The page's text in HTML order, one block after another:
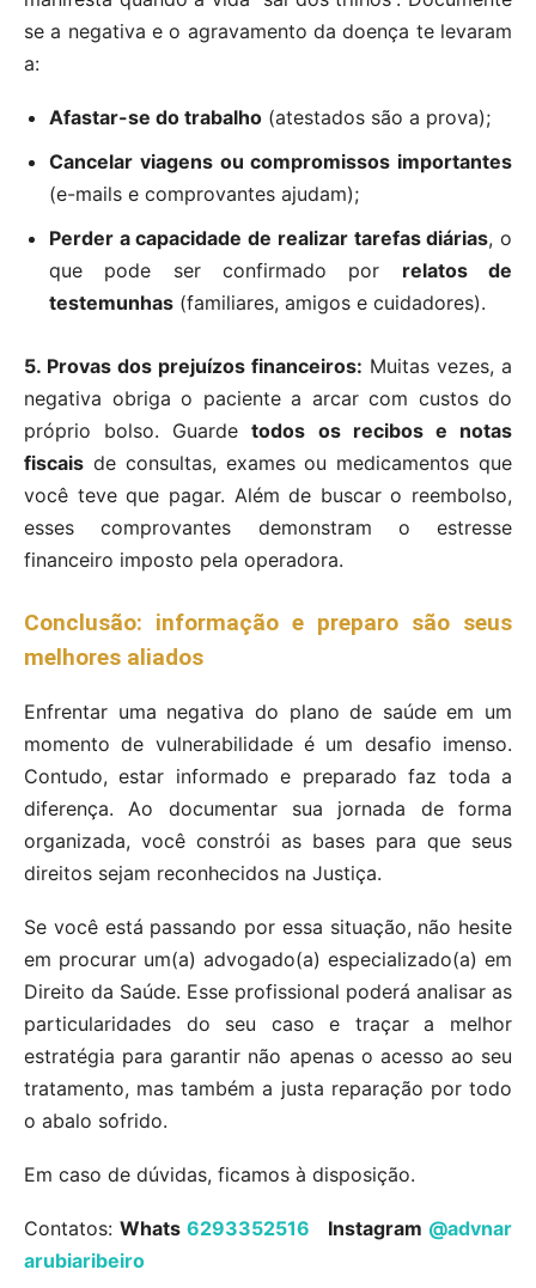
se a negativa e o agravamento da doença te levaram
a:
Afastar-se do trabalho (atestados são a prova);
Cancelar viagens ou compromissos importantes
(e-mails e comprovantes ajudam);
Perder a capacidade de realizar tarefas diárias, o
que pode ser confirmado por relatos de
testemunhas (familiares, amigos e cuidadores).
5. Provas dos prejuízos financeiros: Muitas vezes, a
negativa obriga o paciente a arcar com custos do
próprio bolso. Guardetodos os recibos e notas
fiscais de consultas, exames ou medicamentos que
você teve que pagar. Além de buscar o reembolso,
esses comprovantes demonstram o estresse
financeiro imposto pela operadora.
Conclusão: informação e preparo são seus
melhores aliados
Enfrentar uma negativa do plano de saúde em um
momento de vulnerabilidade é um desafio imenso.
Contudo, estar informado e preparado faz toda a
diferença. Ao documentar sua jornada de forma
organizada, você constrói as bases para que seus
direitos sejam reconhecidos na Justiça.
Se você está passando por essa situação, não hesite
em procurar um(a) advogado(a) especializado(a) em
Direito da Saúde. Esse profissional poderá analisar as
particularidades do seu caso e traçar a melhor
estratégia para garantir não apenas o acesso ao seu
tratamento, mas também a justa reparação por todo
o abalo sofrido.
Em caso de dúvidas, ficamos à disposição.
Contatos: Whats 6293352516 Instagram @advnar
arubiaribeiro